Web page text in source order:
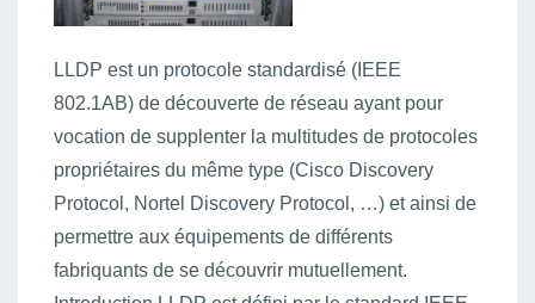
LLDP est un protocole standardisé (IEEE
802.1AB) de découverte de réseau ayant pour
vocation de supplenter la multitudes de protocoles
propriétaires du même type (Cisco Discovery
Protocol, Nortel Discovery Protocol, …) et ainsi de
permettre aux équipements de différents
fabriquants de se découvrir mutuellement.